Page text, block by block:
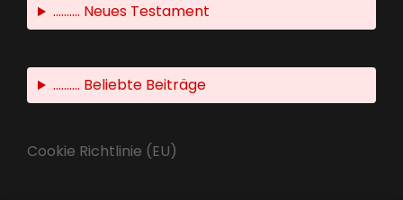
.......... Neues Testament
.......... Beliebte Beiträge
Cookie Richtlinie (EU)